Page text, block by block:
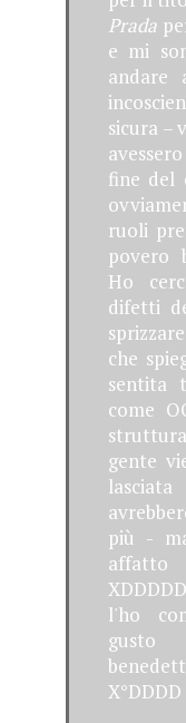
Prada
e mi
andare
sicura –
fine del
ruoli
povero
Ho
difetti
che
sentita
come
gente
più -
affatto
l'ho
gusto
X°DDDD